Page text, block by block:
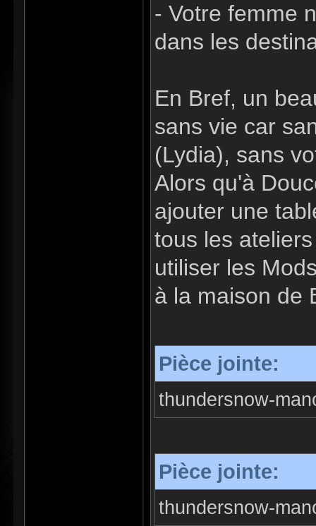
- Votre femme
dans les
En Bref, un
sans vie car
(Lydia), sans
Alors qu'à
ajouter une
tous les
utiliser les
à la maison de
Pièce jointe:
thundersnow-
Pièce jointe:
thundersnow-